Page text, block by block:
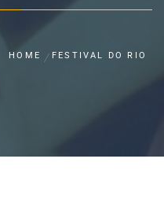
HOME FESTIVAL DO RIO